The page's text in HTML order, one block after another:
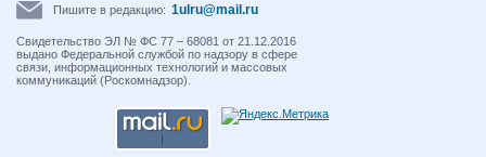
Пишите в редакцию: 1ulru@mail.ru
Свидетельство ЭЛ № ФС 77 – 68081 от 21.12.2016
выдано Федеральной службой по надзору в сфере
связи, информационных технологий и массовых
коммуникаций (Роскомнадзор).